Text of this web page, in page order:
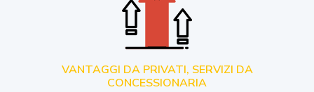
VANTAGGI DA PRIVATI, SERVIZI DA
CONCESSIONARIA